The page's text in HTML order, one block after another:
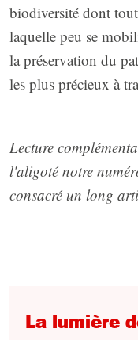
biodiversité dont
laquelle peu se
la préservation du
les plus précieux à
Lecture
l'aligoté notre
consacré un long
La lumière